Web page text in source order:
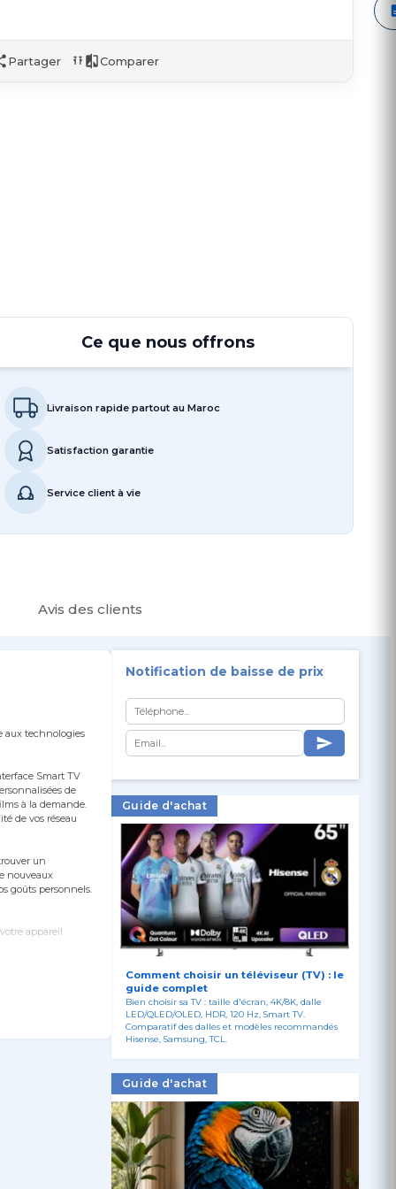
Partager Comparer
Ce que nous offrons
Livraison rapide partout au Maroc
Satisfaction garantie
Service client à vie
Avis des clients
aux technologies
Smart TV
de
à la demande.
de vos réseau
un
nouveaux
goûts personnels.
appareil
Notification de baisse de prix
Guide d'achat
Comment choisir un téléviseur (TV) : le
guide complet
Bien choisir sa TV : taille d'écran, 4K/8K, dalle
LED/QLED/OLED, HDR, 120 Hz, Smart TV.
Comparatif des dalles et modèles recommandés
Hisense, Samsung, TCL.
Guide d'achat